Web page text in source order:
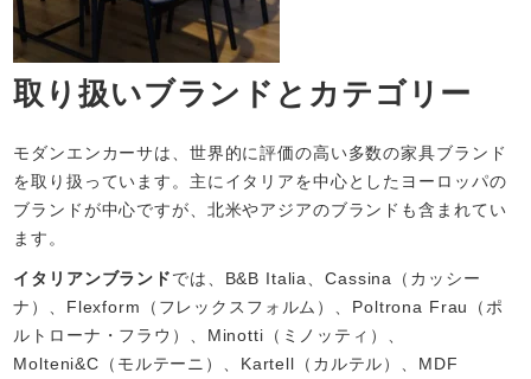
取り扱いブランドとカテゴリー
モダンエンカーサは、世界的に評価の高い多数の家具ブランド
を取り扱っています。主にイタリアを中心としたヨーロッパの
ブランドが中心ですが、北米やアジアのブランドも含まれてい
ます。
イタリアンブランドでは、B&B Italia、Cassina（カッシー
ナ）、Flexform（フレックスフォルム）、Poltrona Frau（ポ
ルトローナ・フラウ）、Minotti（ミノッティ）、
Molteni&C（モルテーニ）、Kartell（カルテル）、MDF